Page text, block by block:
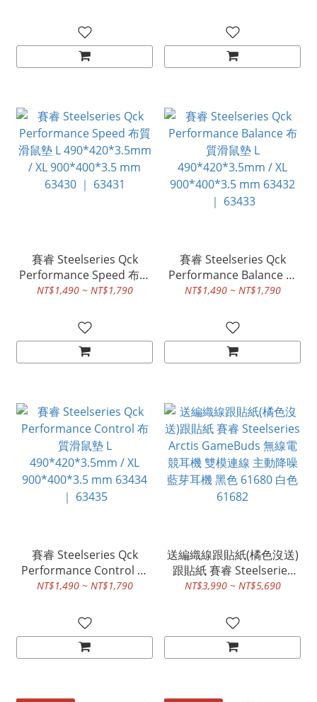
mm
賽睿 Steelseries Qck
Performance Speed 布質
滑鼠墊 L 490*420*3.5mm
63430 ｜ 63431
NT$1,490 ~ NT$1,790
賽睿 Steelseries Qck
Performance Balance 布
質滑鼠墊 L
900*400*3.5 mm 63432
｜ 63433
NT$1,490 ~ NT$1,790
賽睿 Steelseries Qck
Performance Control 布
質滑鼠墊 L
900*400*3.5 mm 63434
｜ 63435
NT$1,490 ~ NT$1,790
送編織線跟貼紙(橘色沒送)
跟貼紙 賽睿 Steelseries
Arctis GameBuds 無線電
藍芽耳機 黑色 61680 白色
61682
NT$3,990 ~ NT$5,690